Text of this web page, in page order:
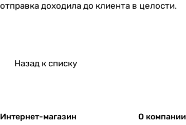
отправка доходила до клиента в целости.
Назад к списку
Интернет-магазин О компании